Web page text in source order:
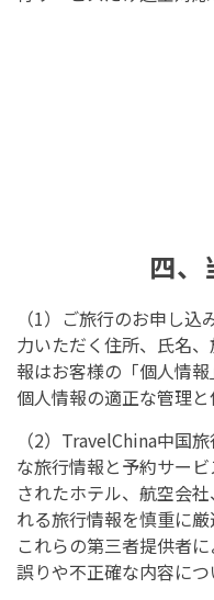
四、
（1）ご旅行のお申し
力いただく住所、氏名
報はお客様の「個人情
個人情報の適正な管理と
（2）TravelChina中国
な旅行情報と予約サー
されたホテル、航空会
れる旅行情報を慎重に厳
これらの第三者提供者
誤りや不正確な内容につ